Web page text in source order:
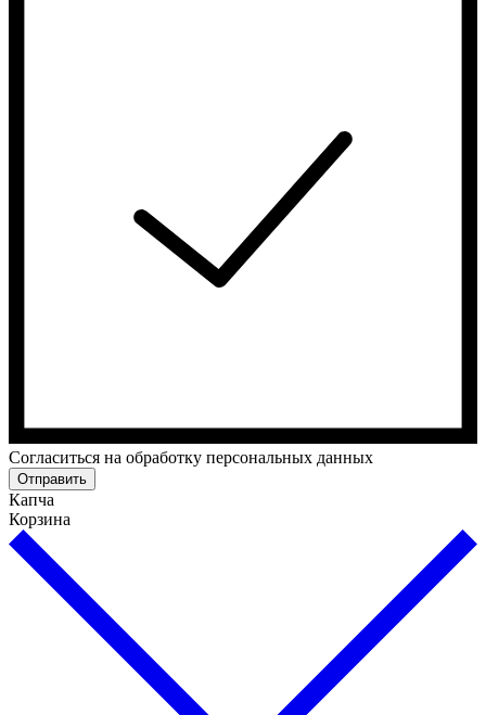
Cогласиться на обработку персональных данных
Отправить
Капча
Корзина